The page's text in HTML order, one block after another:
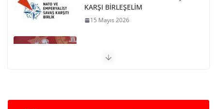
Ho Shi Minh’in Vasiyeti
12 Mayıs 2026
9 Mayıs 1945-KIZIL ORDU’NUN ANTİFAŞİST ZAFERİ